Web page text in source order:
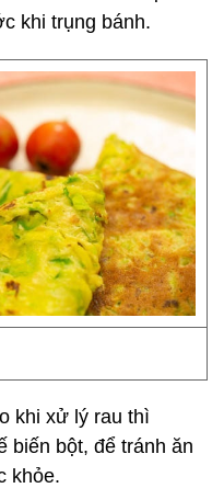
khi trụng bánh.
khi xử lý rau thì
biến bột, để tránh ăn
khỏe.